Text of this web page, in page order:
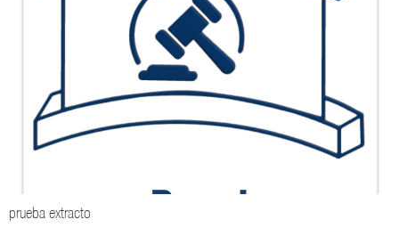
prueba extracto